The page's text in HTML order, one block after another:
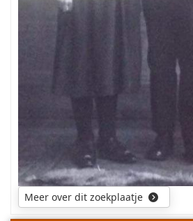
Meer over dit zoekplaatje